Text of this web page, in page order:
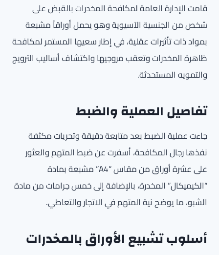
قامت الإدارة العامة لمكافحة المخدرات بالقبض على
شخص من الجنسية الآسيوية وهو يحمل أوراقاً مشبعة
بمواد ذات تأثيرات عقلية، في إطار سعيها المستمر لمكافحة
ظاهرة المخدرات وتعقب مروجيها واكتشاف أساليب الترويج
والتمويه المستحدثة.
تفاصيل العملية والضبط
جاءت عملية الضبط بعد متابعة دقيقة وتحريات مكثفة
نفذها رجال المكافحة، أسفرت عن ضبط المتهم والعثور
على عشرة أوراق من مقاس “A4” مشبعة بمادة
“الكيميكال” المخدرة، بالإضافة إلى خمس جرامات من مادة
الشبو، ما يوضح نية المتهم في الاتجار والتعاطي.
أسلوب تشبيع الأوراق بالمخدرات